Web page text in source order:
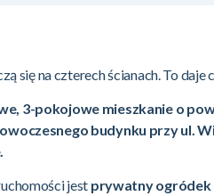
się na czterech ścianach. To daje
3-pokojowe mieszkanie o
budynku przy ul.
jest prywatny ogródek